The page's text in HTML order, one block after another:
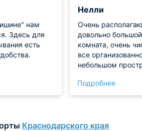
нам
Здесь для
есть
состоянии.
Нелли
Очень
довольно
комната, очень
все
небольшом
если у вас есть
отличная
Подробнее
Краснодарского края